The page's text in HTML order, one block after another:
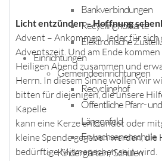
Bankverbindungen
Recyclinghofkarte
Elektronische
Einrichtungen
Gemeindeeinrichtungen
Recyclinghof
Öffentliche Pfarr-
Längenfeld
Erwachsenenschule
Kindergärten / Schulen
Licht entzünden – Hoffnung
Advent – Ankommen. Jeder für
Adventszeit. Und am Ende
Heiligen Abend zusammen und
Herrn. In diesem Sinne wollen wir
bitten für diejenigen, die unsere
Kapelle
kann eine Kerze entzündet oder
kleine Spende gegeben werden,
bedürftige Mitmenschen sein wird.